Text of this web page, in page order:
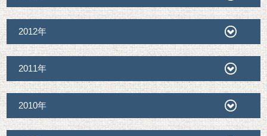
2012年
2011年
2010年